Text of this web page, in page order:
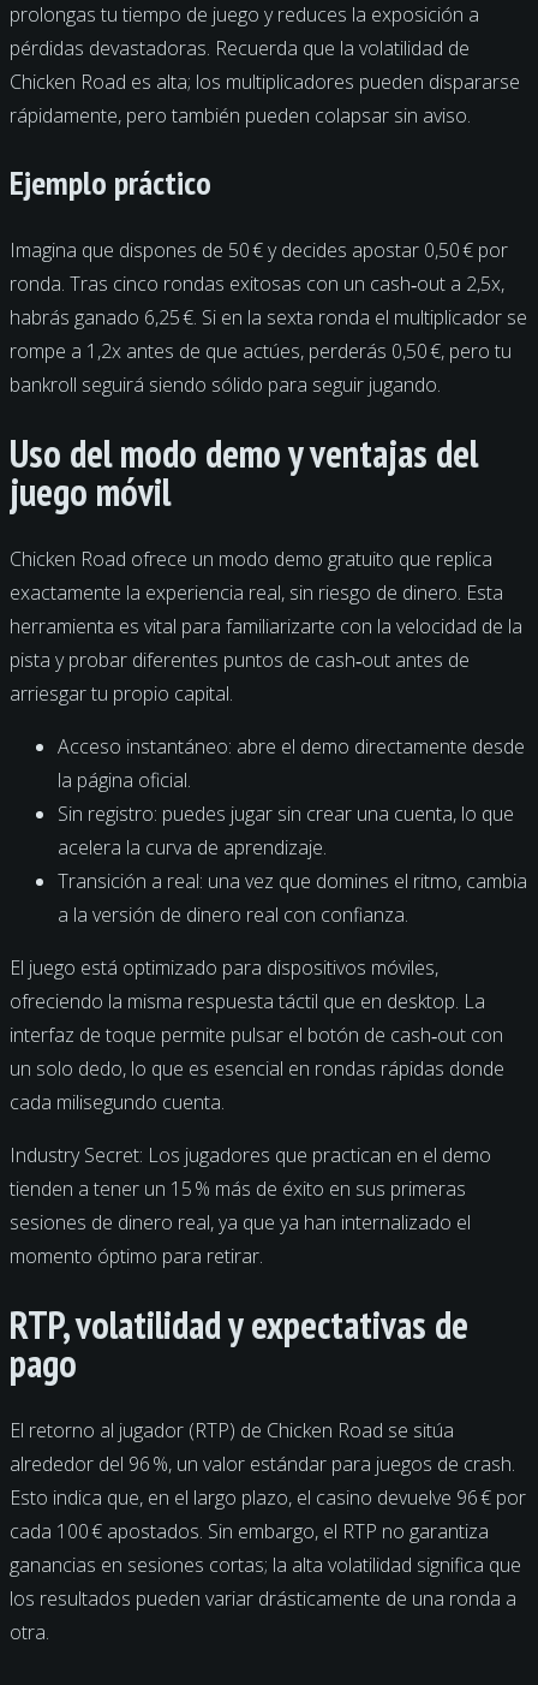
prolongas tu tiempo de juego y reduces la exposición a
pérdidas devastadoras. Recuerda que la volatilidad de
Chicken Road es alta; los multiplicadores pueden dispararse
rápidamente, pero también pueden colapsar sin aviso.
Ejemplo práctico
Imagina que dispones de 50 € y decides apostar 0,50 € por
ronda. Tras cinco rondas exitosas con un cash‑out a 2,5x,
habrás ganado 6,25 €. Si en la sexta ronda el multiplicador se
rompe a 1,2x antes de que actúes, perderás 0,50 €, pero tu
bankroll seguirá siendo sólido para seguir jugando.
Uso del modo demo y ventajas del
juego móvil
Chicken Road ofrece un modo demo gratuito que replica
exactamente la experiencia real, sin riesgo de dinero. Esta
herramienta es vital para familiarizarte con la velocidad de la
pista y probar diferentes puntos de cash‑out antes de
arriesgar tu propio capital.
Acceso instantáneo: abre el demo directamente desde
la página oficial.
Sin registro: puedes jugar sin crear una cuenta, lo que
acelera la curva de aprendizaje.
Transición a real: una vez que domines el ritmo, cambia
a la versión de dinero real con confianza.
El juego está optimizado para dispositivos móviles,
ofreciendo la misma respuesta táctil que en desktop. La
interfaz de toque permite pulsar el botón de cash‑out con
un solo dedo, lo que es esencial en rondas rápidas donde
cada milisegundo cuenta.
Industry Secret: Los jugadores que practican en el demo
tienden a tener un 15 % más de éxito en sus primeras
sesiones de dinero real, ya que ya han internalizado el
momento óptimo para retirar.
RTP, volatilidad y expectativas de
pago
El retorno al jugador (RTP) de Chicken Road se sitúa
alrededor del 96 %, un valor estándar para juegos de crash.
Esto indica que, en el largo plazo, el casino devuelve 96 € por
cada 100 € apostados. Sin embargo, el RTP no garantiza
ganancias en sesiones cortas; la alta volatilidad significa que
los resultados pueden variar drásticamente de una ronda a
otra.